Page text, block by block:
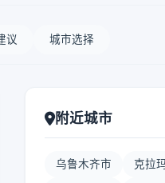
议 城市选择
附近城市
乌鲁木齐市 克拉